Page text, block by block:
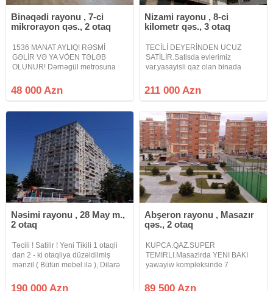
Binəqədi rayonu , 7-ci
mikrorayon qəs., 2 otaq
1536 MANAT AYLIQ! RƏSMİ
GƏLİR VƏ YA VÖEN TƏLƏB
OLUNUR! Dərnəgül metrosuna
Town Yaşayış kompleksində
QANUNI 2 OTAQLI mənzil çıxarılır.
48 000 Azn
Nizami rayonu , 8-ci
kilometr qəs., 3 otaq
TECİLİ DEYERİNDEN UCUZ
SATİLİR.Satisda evlerimiz
var.yasayisli qaz olan binada
qeseng layihesi olan 2 balqonu 2
sanitar qovsagi olan qanuni 3
211 000 Azn
Nəsimi rayonu , 28 May m.,
2 otaq
Təcili ! Satilir ! Yeni Tikili 1 otaqli
dan 2 - ki otaqliya düzəldilmiş
mənzil ( Bütün mebel ilə ), Dilarə
Vurğun Bağı ", Dəmir Yolları
190 000 Azn
Abşeron rayonu , Masazır
qəs., 2 otaq
KUPCA.QAZ.SUPER
TEMIRLI.Masazirda YENI BAKI
yawayiw kompleksinde 7
mertebesinde sahesi 40kv olan 2
89 500 Azn